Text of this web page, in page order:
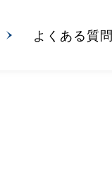
よくある質問